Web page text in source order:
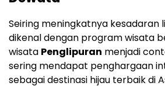
Seiring meningkatnya kesadaran
dikenal dengan program wisata
wisata Penglipuran menjadi
sering mendapat penghargaan
sebagai destinasi hijau terbaik di